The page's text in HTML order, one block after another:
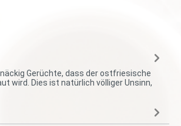
Gerüchte, dass der ostfriesische
wird. Dies ist natürlich völliger Unsinn,